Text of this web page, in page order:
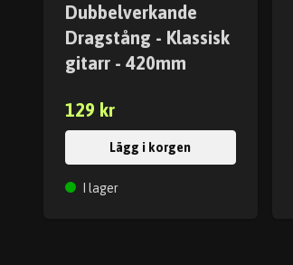
Dubbelverkande
Dragstång - Klassisk
gitarr - 420mm
129 kr
Lägg i korgen
I lager